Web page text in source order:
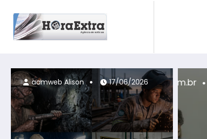
acmweb Alison 17/06/2026
21/03/2026